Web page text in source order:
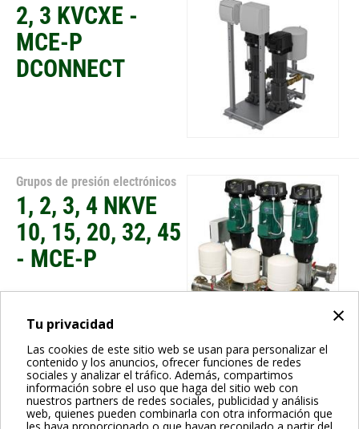
×
Tu privacidad
Las cookies de este sitio web se usan para personalizar el
contenido y los anuncios, ofrecer funciones de redes
sociales y analizar el tráfico. Además, compartimos
información sobre el uso que haga del sitio web con
nuestros partners de redes sociales, publicidad y análisis
web, quienes pueden combinarla con otra información que
2, 3 KVCXE -
MCE-P
DCONNECT
Grupos de presión electrónicos
1, 2, 3, 4 NKVE
10, 15, 20, 32, 45
- MCE-P
Grupos de presión electrónicos
2, 3 NKVE 10, 15,
20, 32, 45 -